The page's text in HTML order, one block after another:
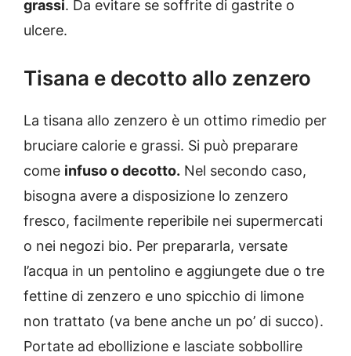
grassi. Da evitare se soffrite di gastrite o
ulcere.
Tisana e decotto allo zenzero
La tisana allo zenzero è un ottimo rimedio per
bruciare calorie e grassi. Si può preparare
come infuso o decotto. Nel secondo caso,
bisogna avere a disposizione lo zenzero
fresco, facilmente reperibile nei supermercati
o nei negozi bio. Per prepararla, versate
l’acqua in un pentolino e aggiungete due o tre
fettine di zenzero e uno spicchio di limone
non trattato (va bene anche un po’ di succo).
Portate ad ebollizione e lasciate sobbollire